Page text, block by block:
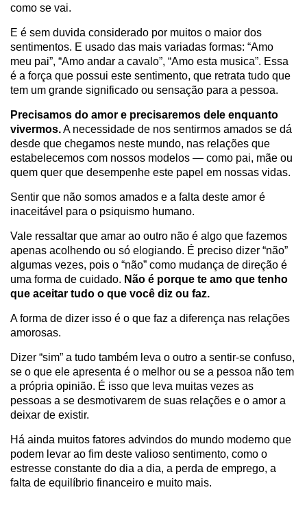
como se vai.
E é sem duvida considerado por muitos o maior dos
sentimentos. E usado das mais variadas formas: “Amo
meu pai”, “Amo andar a cavalo”, “Amo esta musica”. Essa
é a força que possui este sentimento, que retrata tudo que
tem um grande significado ou sensação para a pessoa.
Precisamos do amor e precisaremos dele enquanto
vivermos.A necessidade de nos sentirmos amados se dá
desde que chegamos neste mundo, nas relações que
estabelecemos com nossos modelos — como pai, mãe ou
quem quer que desempenhe este papel em nossas vidas.
Sentir que não somos amados e a falta deste amor é
inaceitável para o psiquismo humano.
Vale ressaltar que amar ao outro não é algo que fazemos
apenas acolhendo ou só elogiando. É preciso dizer “não”
algumas vezes, pois o “não” como mudança de direção é
uma forma de cuidado. Não é porque te amo que tenho
que aceitar tudo o que você diz ou faz.
A forma de dizer isso é o que faz a diferença nas relações
amorosas.
Dizer “sim” a tudo também leva o outro a sentir-se confuso,
se o que ele apresenta é o melhor ou se a pessoa não tem
a própria opinião. É isso que leva muitas vezes as
pessoas a se desmotivarem de suas relações e o amor a
deixar de existir.
Há ainda muitos fatores advindos do mundo moderno que
podem levar ao fim deste valioso sentimento, como o
estresse constante do dia a dia, a perda de emprego, a
falta de equilíbrio financeiro e muito mais.